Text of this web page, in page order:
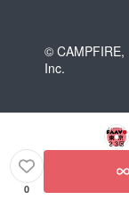
© CAMPFIRE,
Inc.
0